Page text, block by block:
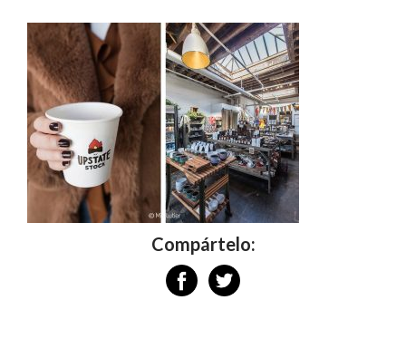
Compártelo: